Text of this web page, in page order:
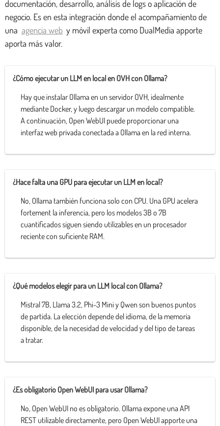
documentación, desarrollo, análisis de logs o aplicación de
negocio. Es en esta integración donde el acompañamiento de
una agencia web y móvil experta como DualMedia apporte
aporta más valor.
¿Cómo ejecutar un LLM en local en OVH con Ollama?
Hay que instalar Ollama en un servidor OVH, idealmente
mediante Docker, y luego descargar un modelo compatible.
A continuación, Open WebUI puede proporcionar una
interfaz web privada conectada a Ollama en la red interna.
¿Hace falta una GPU para ejecutar un LLM en local?
No, Ollama también funciona solo con CPU. Una GPU acelera
fortement la inferencia, pero los modelos 3B o 7B
cuantificados siguen siendo utilizables en un procesador
reciente con suficiente RAM.
¿Qué modelos elegir para un LLM local con Ollama?
Mistral 7B, Llama 3.2, Phi-3 Mini y Qwen son buenos puntos
de partida. La elección depende del idioma, de la memoria
disponible, de la necesidad de velocidad y del tipo de tareas
a tratar.
¿Es obligatorio Open WebUI para usar Ollama?
No, Open WebUI no es obligatorio. Ollama expone una API
REST utilizable directamente, pero Open WebUI apporte una